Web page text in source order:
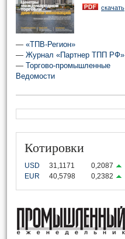
скачать
— «ТПВ-Регион»
— Журнал «Партнер ТПП РФ»
— Торгово-промышленные
Ведомости
Котировки
USD 31,1171
0,2087
EUR
40,5798 0,2382